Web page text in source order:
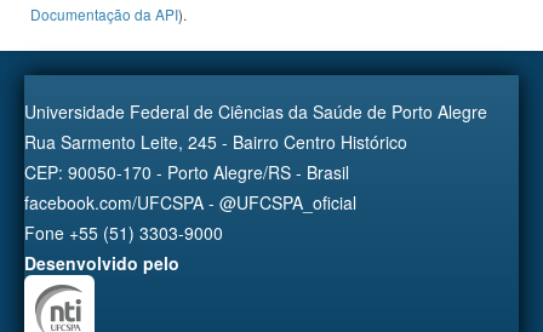
Documentação da API).
Universidade Federal de Ciências da Saúde de Porto Alegre
Rua Sarmento Leite, 245 - Bairro Centro Histórico
CEP: 90050-170 - Porto Alegre/RS - Brasil
facebook.com/UFCSPA - @UFCSPA_oficial
Fone +55 (51) 3303-9000
Desenvolvido pelo